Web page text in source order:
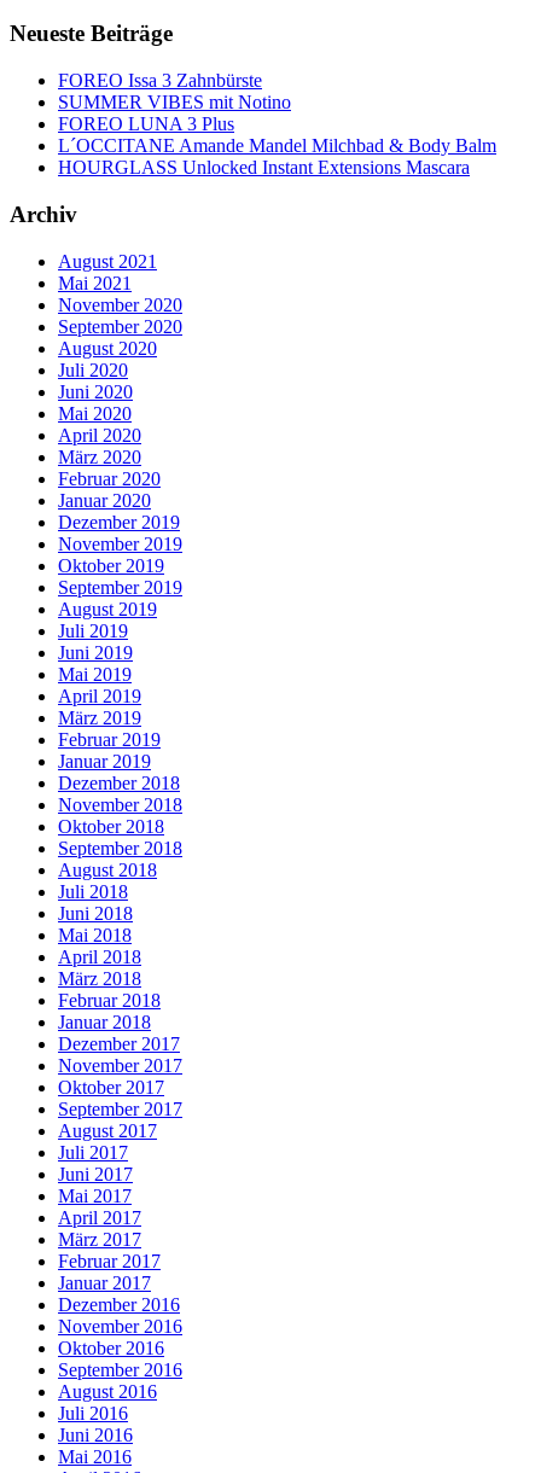
Neueste Beiträge
FOREO Issa 3 Zahnbürste
SUMMER VIBES mit Notino
FOREO LUNA 3 Plus
L´OCCITANE Amande Mandel Milchbad & Body Balm
HOURGLASS Unlocked Instant Extensions Mascara
Archiv
August 2021
Mai 2021
November 2020
September 2020
August 2020
Juli 2020
Juni 2020
Mai 2020
April 2020
März 2020
Februar 2020
Januar 2020
Dezember 2019
November 2019
Oktober 2019
September 2019
August 2019
Juli 2019
Juni 2019
Mai 2019
April 2019
März 2019
Februar 2019
Januar 2019
Dezember 2018
November 2018
Oktober 2018
September 2018
August 2018
Juli 2018
Juni 2018
Mai 2018
April 2018
März 2018
Februar 2018
Januar 2018
Dezember 2017
November 2017
Oktober 2017
September 2017
August 2017
Juli 2017
Juni 2017
Mai 2017
April 2017
März 2017
Februar 2017
Januar 2017
Dezember 2016
November 2016
Oktober 2016
September 2016
August 2016
Juli 2016
Juni 2016
Mai 2016